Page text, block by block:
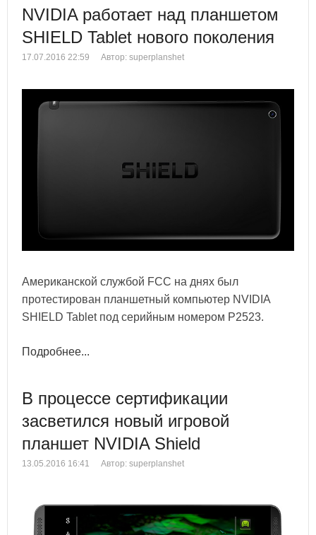
NVIDIA работает над планшетом
SHIELD Tablet нового поколения
17.07.2016 22:59 Автор: superplanshet
Американской службой FCC на днях был
протестирован планшетный компьютер NVIDIA
SHIELD Tablet под серийным номером P2523.
Подробнее...
В процессе сертификации
засветился новый игровой
планшет NVIDIA Shield
13.05.2016 16:41 Автор: superplanshet